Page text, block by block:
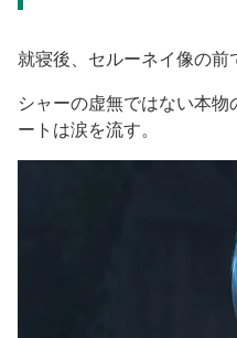
就寝後、セルーネイ像の前
シャーの虚無ではない本
ートは涙を流す。